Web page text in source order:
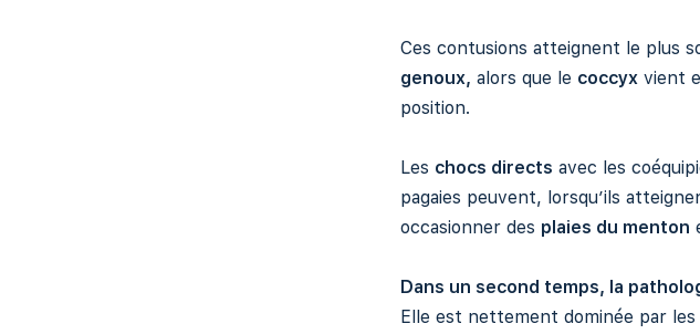
Ces contusions atteignent le plus
genoux, alors que le coccyx vient
position.
Les chocs directs avec les
pagaies peuvent, lorsqu’ils
occasionner des plaies du menton
Dans un second temps, la
Elle est nettement dominée par les